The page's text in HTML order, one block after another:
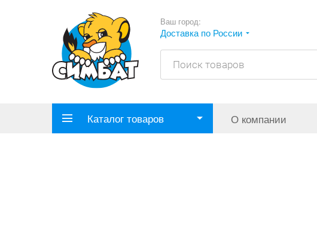
Ваш город:
Доставка по России
Каталог товаров О компании